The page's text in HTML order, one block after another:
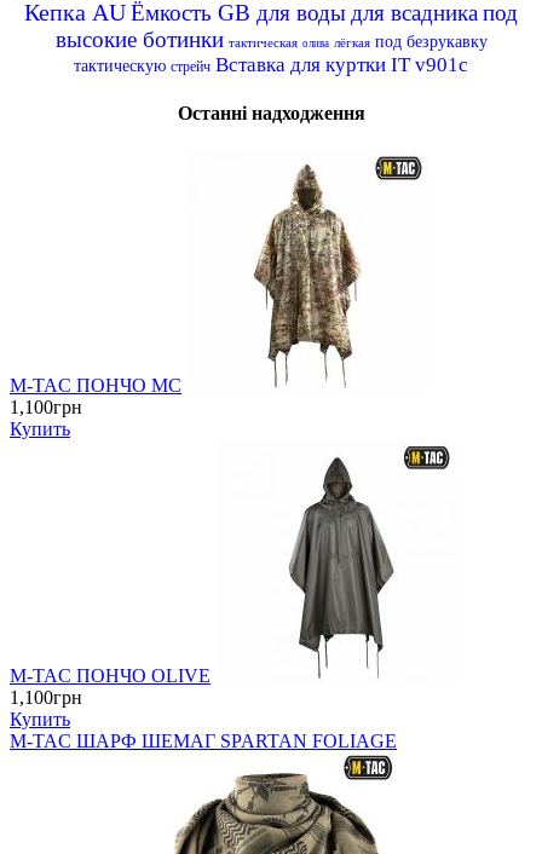
Кепка AUЁмкость GB для воды для всадникапод
высокие ботинки тактическая олива лёгкая под безрукавку
тактическую стрейч Вставка для куртки IT v901c
Останні надходження
M-TAC ПОНЧО MC
1,100грн
Купить
M-TAC ПОНЧО OLIVE
1,100грн
Купить
M-TAC ШАРФ ШЕМАГ SPARTAN FOLIAGE